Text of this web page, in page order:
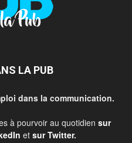
LA PUB
dans la communication.
à pourvoir au quotidien sur
et sur Twitter.